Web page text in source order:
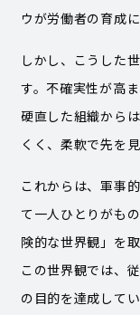
ウが労働者の育成
しかし、こうした
す。不確実性が高
硬直した組織から
くく、柔軟で先を
これからは、軍事
て一人ひとりがも
険的な世界観」を
この世界観では、
の目的を達成して